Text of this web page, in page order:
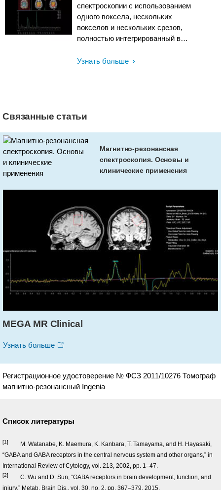
спектроскопии с использованием
одного воксела, нескольких
вокселов и нескольких срезов,
полностью интегрированный в
данных. Сочетание
сканирования. Включает в себя
спектроскопических данных.
Узнать больше
Связанные статьи
Магнитно-резонансная
спектроскопия. Основы и
клинические применения
MEGA MR Clinical
Узнать больше
Регистрационное удостоверение № ФСЗ 2011/10276 Томограф
магнитно-резонансный Ingenia
Список литературы
[1]
M. Watanabe, K. Maemura, K. Kanbara, T. Tamayama, and H. Hayasaki,
“GABA and GABA receptors in the central nervous system and other organs,” in
International Review of Cytology, vol. 213, 2002, pp. 1–47.
[2]
C. Wu and D. Sun, “GABA receptors in brain development, function, and
injury,” Metab. Brain Dis., vol. 30, no. 2, pp. 367–379, 2015.